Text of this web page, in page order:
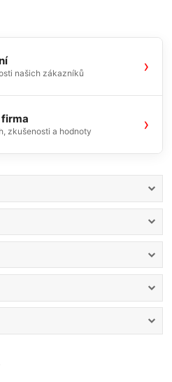
našich zákazníků ›
firma
zkušenosti a hodnoty ›